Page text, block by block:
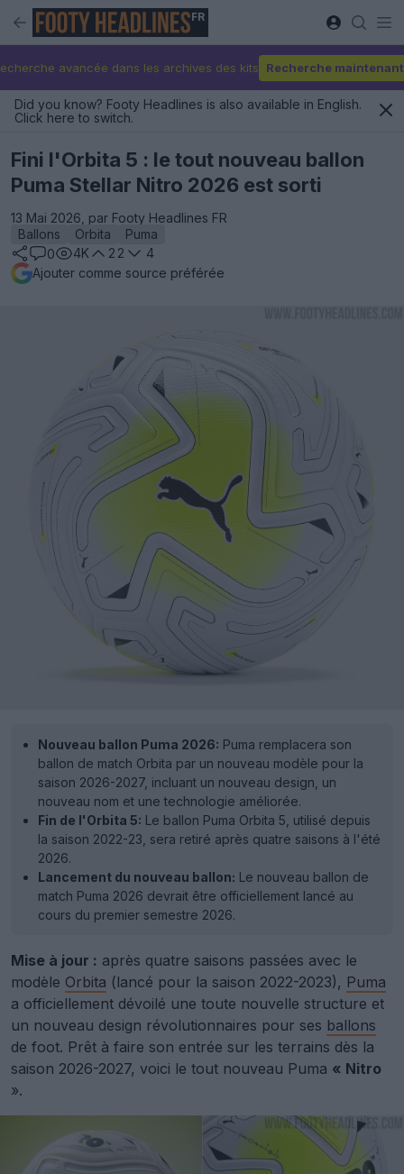
FR
avancée dans les archives des kits Recherche maintenant
Did you know? Footy Headlines is also available in English.
Click here to switch.
Fini l'Orbita 5 : le tout nouveau ballon
Puma Stellar Nitro 2026 est sorti
13 Mai 2026, par Footy Headlines FR
Ballons
Orbita
Puma
0
4K 22
4
Ajouter comme source préférée
Nouveau ballon Puma 2026: Puma remplacera son
ballon de match Orbita par un nouveau modèle pour la
saison 2026-2027, incluant un nouveau design, un
nouveau nom et une technologie améliorée.
Fin de l'Orbita 5: Le ballon Puma Orbita 5, utilisé depuis
la saison 2022-23, sera retiré après quatre saisons à l'été
2026.
Lancement du nouveau ballon: Le nouveau ballon de
match Puma 2026 devrait être officiellement lancé au
cours du premier semestre 2026.
Mise à jour : après quatre saisons passées avec le
modèle Orbita (lancé pour la saison 2022-2023), Puma
a officiellement dévoilé une toute nouvelle structure et
un nouveau design révolutionnaires pour ses ballons
de foot. Prêt à faire son entrée sur les terrains dès la
saison 2026-2027, voici le tout nouveau Puma « Nitro
».